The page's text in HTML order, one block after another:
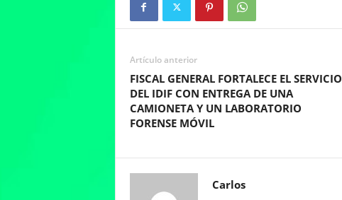
Artículo anterior
FISCAL GENERAL FORTALECE EL SERVICIO
DEL IDIF CON ENTREGA DE UNA
CAMIONETA Y UN LABORATORIO
FORENSE MÓVIL
Carlos